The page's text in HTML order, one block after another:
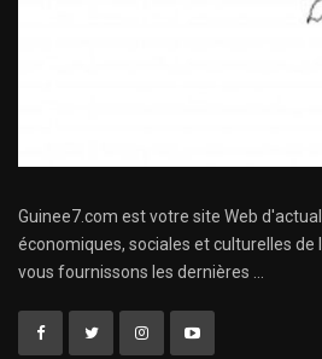
Guinee7.com est votre site Web
économiques, sociales et culturelles de
vous fournissons les dernières ...